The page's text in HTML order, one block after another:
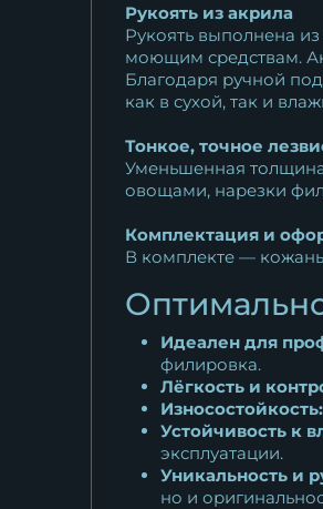
Рукоять из акрила
Рукоять выполнена
моющим средствам.
Благодаря ручной
как в сухой, так и
Тонкое, точное
Уменьшенная
овощами, нарезки
Комплектация и
В комплекте —
Идеален для
филировка.
Лёгкость и
Износостойкость:
Устойчивость к
эксплуатации.
Уникальность и
но и